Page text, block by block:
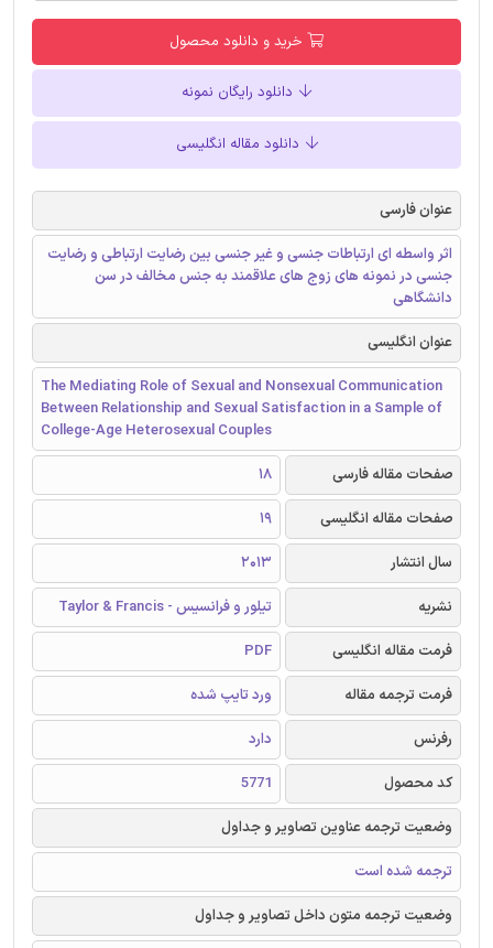
خرید و دانلود محصول
دانلود رایگان نمونه
دانلود مقاله انگلیسی
عنوان فارسی
اثر واسطه ای ارتباطات جنسی و غیر جنسی بین رضایت ارتباطی و رضایت
جنسی در نمونه های زوج های علاقمند به جنس مخالف در سن
دانشگاهی
عنوان انگلیسی
The Mediating Role of Sexual and Nonsexual Communication
Between Relationship and Sexual Satisfaction in a Sample of
College-Age Heterosexual Couples
صفحات مقاله فارسی
18
صفحات مقاله انگلیسی
19
سال انتشار
2013
نشریه
تیلور و فرانسیس - Taylor & Francis
فرمت مقاله انگلیسی
PDF
فرمت ترجمه مقاله
ورد تایپ شده
رفرنس
دارد
کد محصول
5771
وضعیت ترجمه عناوین تصاویر و جداول
ترجمه شده است
وضعیت ترجمه متون داخل تصاویر و جداول